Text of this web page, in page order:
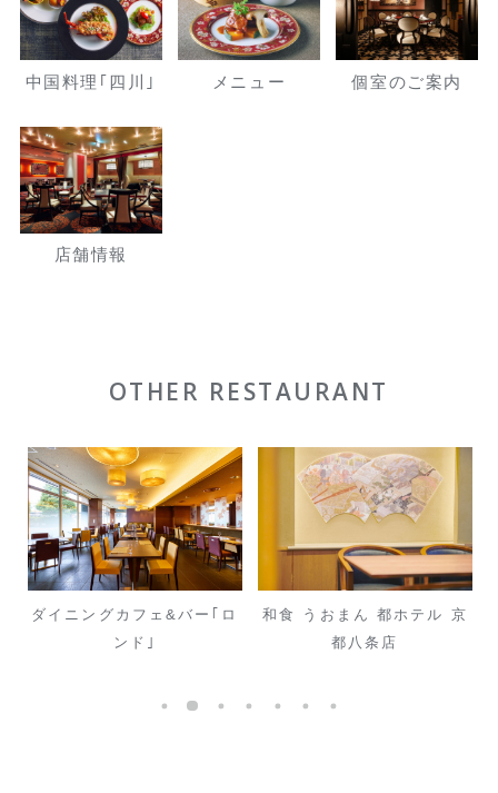
中国料理｢四川｣ メニュー 個室のご案内
店舗情報
OTHER RESTAURANT
ダイニングカフェ&バー｢ロ
ンド｣
和食 うおまん 都ホテル 京
都八条店